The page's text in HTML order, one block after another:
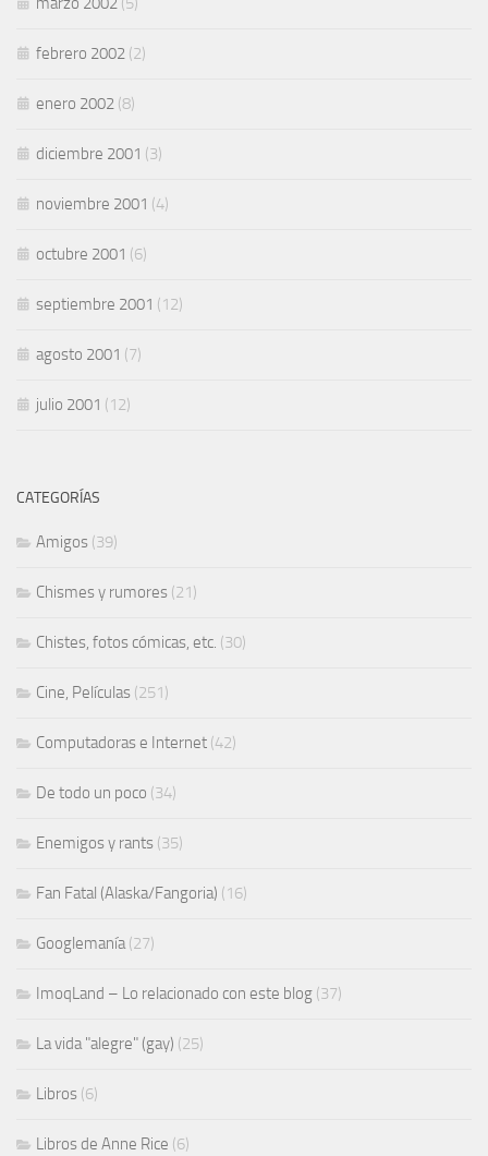
febrero 2002 (2)
enero 2002 (8)
diciembre 2001 (3)
noviembre 2001 (4)
octubre 2001 (6)
septiembre 2001 (12)
agosto 2001 (7)
julio 2001 (12)
CATEGORÍAS
Amigos (39)
Chismes y rumores (21)
Chistes, fotos cómicas, etc. (30)
Cine, Películas (251)
Computadoras e Internet (42)
De todo un poco (34)
Enemigos y rants (35)
Fan Fatal (Alaska/Fangoria) (16)
Googlemanía(27)
ImoqLand – Lo relacionado con este blog (37)
La vida "alegre" (gay) (25)
Libros (6)
Libros de Anne Rice (6)